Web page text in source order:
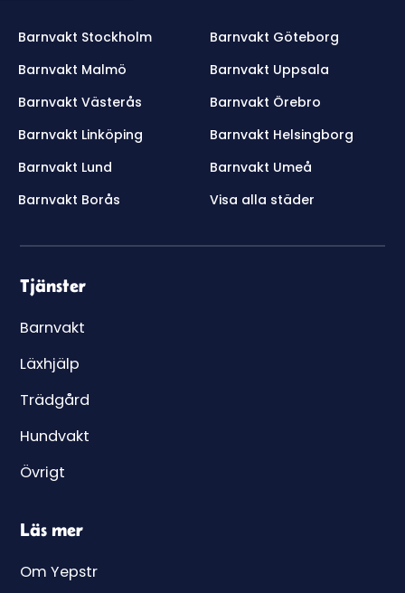
Barnvakt Stockholm
Barnvakt Göteborg
Barnvakt Malmö
Barnvakt Uppsala
Barnvakt Västerås
Barnvakt Örebro
Barnvakt Linköping
Barnvakt Helsingborg
Barnvakt Lund
Barnvakt Umeå
Barnvakt Borås
Visa alla städer
Tjänster
Barnvakt
Läxhjälp
Trädgård
Hundvakt
Övrigt
Läs mer
Om Yepstr